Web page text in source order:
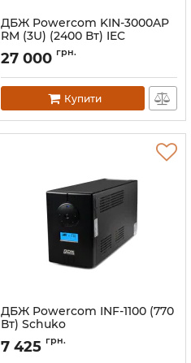
ДБЖ Powercom KIN-3000AP
RM (3U) (2400 Вт) IEC
Артикул: 00210242
27 000 грн.
Купити
ДБЖ Powercom INF-1100 (770
Вт) Schuko
Артикул: 00210202
7 425 грн.